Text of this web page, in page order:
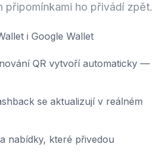
připomínkami ho přivádí zpět.
i Google Wallet
QR vytvoří automaticky —
se aktualizují v reálném
nabídky, které přivedou